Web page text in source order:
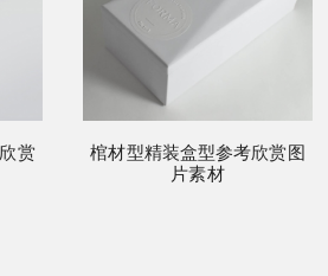
赏
棺材型精装盒型参考欣赏图
片素材